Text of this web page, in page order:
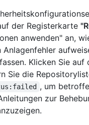
der Registerkarte
anwenden" an,
Anlagenfehler
Klicken Sie auf
Sie die
, um
zur